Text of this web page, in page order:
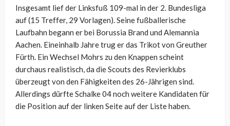
Insgesamt lief der Linksfuß 109-mal in der 2. Bundesliga
auf (15 Treffer, 29 Vorlagen). Seine fußballerische
Laufbahn begann er bei Borussia Brand und Alemannia
Aachen. Eineinhalb Jahre trug er das Trikot von Greuther
Fürth. Ein Wechsel Mohrs zu den Knappen scheint
durchaus realistisch, da die Scouts des Revierklubs
überzeugt von den Fähigkeiten des 26-Jährigen sind.
Allerdings dürfte Schalke 04 noch weitere Kandidaten für
die Position auf der linken Seite auf der Liste haben.